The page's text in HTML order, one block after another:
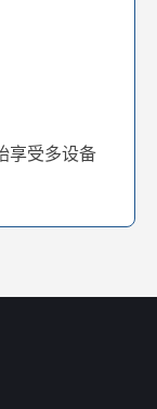
享受多设备